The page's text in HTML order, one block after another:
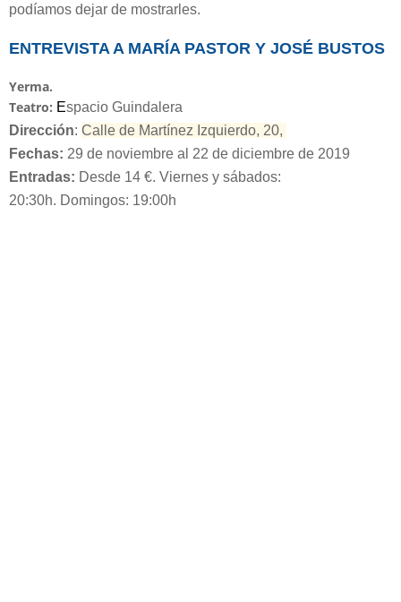
podíamos dejar de mostrarles.
ENTREVISTA A MARÍA PASTOR Y JOSÉ BUSTOS
Yerma.
Teatro: Espacio Guindalera
Dirección: Calle de Martínez Izquierdo, 20,
Fechas: 29 de noviembre al 22 de diciembre de 2019
Entradas: Desde 14 €. Viernes y sábados:
20:30h. Domingos: 19:00h